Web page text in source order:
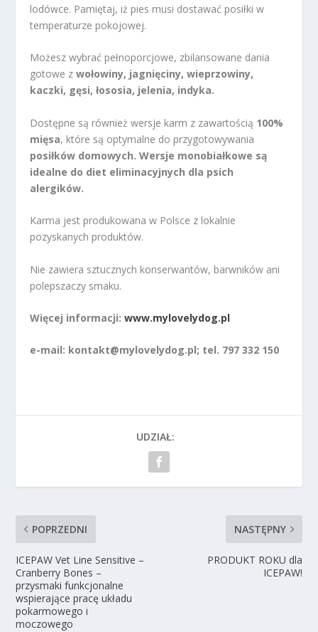
lodówce. Pamiętaj, iż pies musi dostawać posiłki w
temperaturze pokojowej.
Możesz wybrać pełnoporcjowe, zbilansowane dania
gotowe zwołowiny, jagnięciny, wieprzowiny,
kaczki, gęsi, łososia, jelenia, indyka.
Dostępne są również wersje karm z zawartością 100%
mięsa, które są optymalne do przygotowywania
posiłków domowych. Wersje monobiałkowe są
idealne do diet eliminacyjnych dla psich
alergików.
Karma jest produkowana w Polsce z lokalnie
pozyskanych produktów.
Nie zawiera sztucznych konserwantów, barwników ani
polepszaczy smaku.
Więcej informacji:www.mylovelydog.pl
e-mail: kontakt@mylovelydog.pl; tel. 797 332 150
UDZIAŁ:
POPRZEDNI
ICEPAW Vet Line Sensitive –
Cranberry Bones –
przysmaki funkcjonalne
wspierające pracę układu
pokarmowego i
moczowego
NASTĘPNY
PRODUKT ROKU dla
ICEPAW!